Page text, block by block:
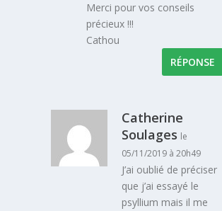
Merci pour vos conseils
précieux !!!
Cathou
RÉPONSE
Catherine
Soulages le
05/11/2019 à 20h49
J’ai oublié de préciser
que j’ai essayé le
psyllium mais il me